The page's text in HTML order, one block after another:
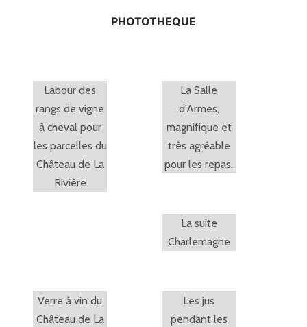
PHOTOTHEQUE
Labour des
rangs de vigne
à cheval pour
les parcelles du
Château de La
Rivière
La Salle
d’Armes,
magnifique et
très agréable
pour les repas.
La suite
Charlemagne
Verre à vin du
Château de La
Les jus
pendant les